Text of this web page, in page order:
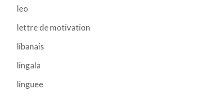
leo
lettre de motivation
libanais
lingala
linguee